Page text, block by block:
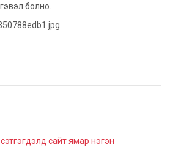
болно.
сайт ямар нэгэн